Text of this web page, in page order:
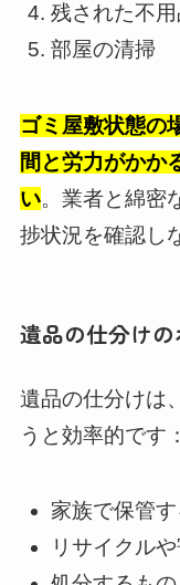
残された不
部屋の清掃
ゴミ屋敷状態の
間と労力がかか
い。業者と綿密
捗状況を確認し
遺品の仕分けの
遺品の仕分けは
うと効率的です：
家族で保管
リサイクル